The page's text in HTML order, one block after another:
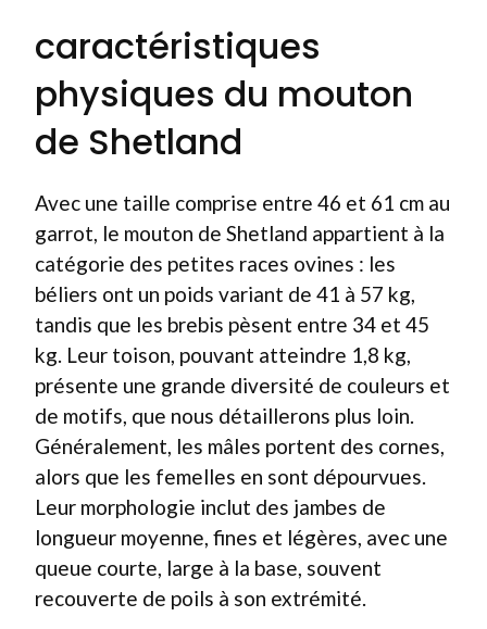
caractéristiques
physiques du mouton
de Shetland
Avec une taille comprise entre 46 et 61 cm au
garrot, le mouton de Shetland appartient à la
catégorie des petites races ovines : les
béliers ont un poids variant de 41 à 57 kg,
tandis que les brebis pèsent entre 34 et 45
kg. Leur toison, pouvant atteindre 1,8 kg,
présente une grande diversité de couleurs et
de motifs, que nous détaillerons plus loin.
Généralement, les mâles portent des cornes,
alors que les femelles en sont dépourvues.
Leur morphologie inclut des jambes de
longueur moyenne, fines et légères, avec une
queue courte, large à la base, souvent
recouverte de poils à son extrémité.